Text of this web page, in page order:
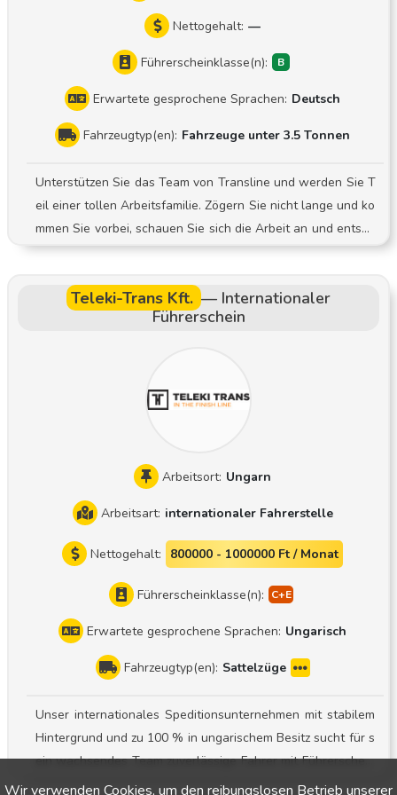
Nettogehalt: —
Führerscheinklasse(n):
Erwartete gesprochene Sprachen: Deutsch
Fahrzeugtyp(en): Fahrzeuge unter 3.5 Tonnen
Unterstützen Sie das Team von Transline und werden Sie T
eil einer tollen Arbeitsfamilie. Zögern Sie nicht lange und ko
mmen Sie vorbei, schauen Sie sich die Arbeit an und entsch
eiden Sie dann. Ihre Aufgaben Vorbereitung und Planung d
ngerechte Zustellung und Abholung von Sendungen bei Ge
schäfts- und Privatkunden Sorgfältige Dokumentation des Z
darauf, von Ihnen zu hören und Sie bei einem persönlichen
Gespräch kennenzulernen
Teleki-Trans Kft. — Internationaler
Führerschein
Arbeitsort: Ungarn
Arbeitsart: internationaler Fahrerstelle
Nettogehalt: 800000 - 1000000 Ft / Monat
Führerscheinklasse(n):
Erwartete gesprochene Sprachen: Ungarisch
Fahrzeugtyp(en): Sattelzüge
Unser internationales Speditionsunternehmen mit stabilem
Hintergrund und zu 100 % in ungarischem Besitz sucht für s
ein wachsendes Team zuverlässige Fahrer mit Führerschein
der Klasse CE ! Einsatzbereich: Sattelzug mit Planenaufliege
Wir verwenden Cookies, um den reibungslosen Betrieb unserer